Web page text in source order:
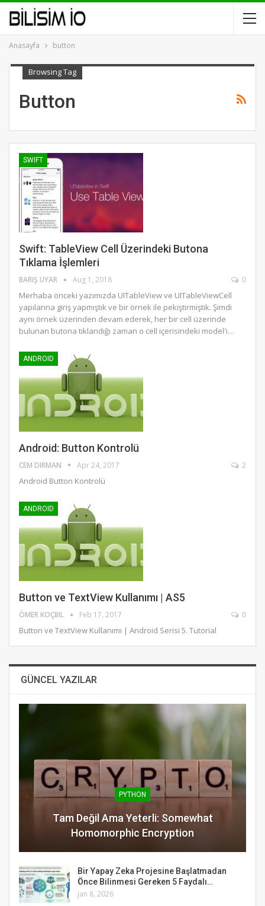
Anasayfa button
Browsing Tag
Button
SWIFT
Swift: TableView Cell Üzerindeki Butona
Tıklama İşlemleri
BARIŞ UYAR Aug 1, 2018 0
Merhaba önceki yazımızda UITableView ve UITableViewCell
yapılarına giriş yapmıştık ve bir örnek ile pekiştirmiştik. Şimdi
aynı örnek üzerinden devam ederek, her bir cell üzerinde
bulunan butona tıklandığı zaman o cell içerisindeki model'i…
ANDROID
Android: Button Kontrolü
CEM DIRMAN Apr 24, 2017 2
Android Button Kontrolü
ANDROID
Button ve TextView Kullanımı | AS5
ÖMER KOÇBIL Feb 17, 2017 0
Button ve TextView Kullanımı | Android Serisi 5. Tutorial
GÜNCEL YAZILAR
PYTHON
Tam Değil Ama Yeterli: Somewhat
Homomorphic Encryption
Bir Yapay Zeka Projesine Başlatmadan
Önce Bilinmesi Gereken 5 Faydalı…
Jan 8, 2026